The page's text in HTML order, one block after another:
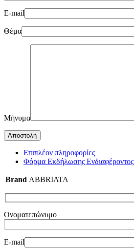
E-mail
Θέμα
Μήνυμα
Επιπλέον πληροφορίες
Φόρμα Εκδήλωσης Ενδιαφέροντος
Brand ABBRIATA
Ονοματεπώνυμο
E-mail